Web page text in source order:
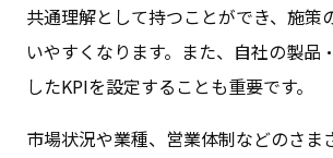
共通理解として持つことができ、施策
いやすくなります。また、自社の製品
したKPIを設定することも重要です。
市場状況や業種、営業体制などのさま